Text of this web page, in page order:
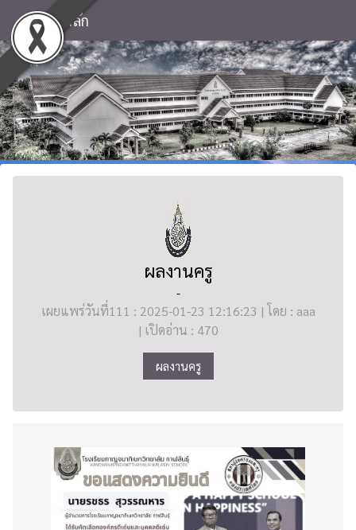
หน้าหลัก
ผลงานครู
-
เผยแพร่วันที่111 : 2025-01-23 12:16:23 | โดย : aaa
| เปิดอ่าน : 470
ผลงานครู